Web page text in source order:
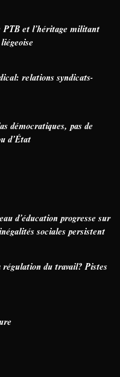
PTB et l’héritage militant
relations syndicats-
démocratiques, pas de
d’État
d’éducation progresse sur
sociales persistent
du travail? Pistes